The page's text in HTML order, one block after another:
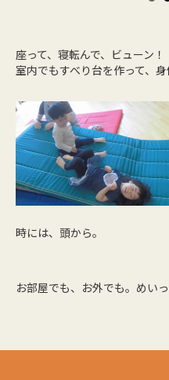
座って、寝転んで、ビューン！
室内でもすべり台を作って、身
時には、頭から。
お部屋でも、お外でも。めい